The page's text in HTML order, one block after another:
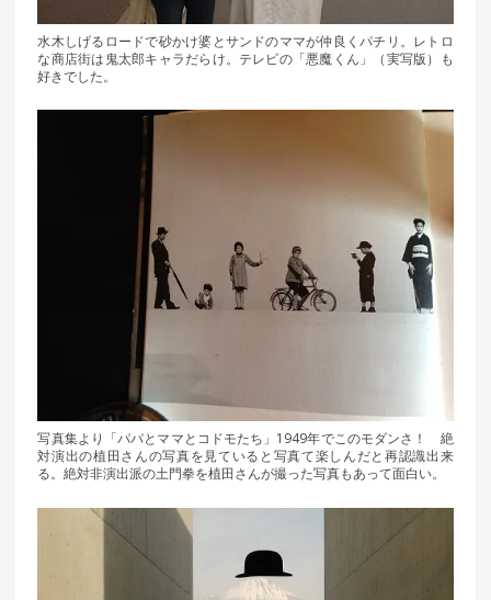
水木しげるロードで砂かけ婆とサンドのママが仲良くパチリ。レトロ
な商店街は鬼太郎キャラだらけ。テレビの「悪魔くん」（実写版）も
好きでした。
写真集より「パパとママとコドモたち」1949年でこのモダンさ！ 絶
対演出の植田さんの写真を見ていると写真て楽しんだと再認識出来
る。絶対非演出派の土門拳を植田さんが撮った写真もあって面白い。